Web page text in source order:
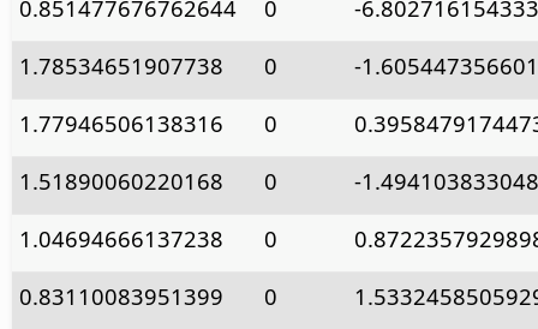
0.851477676762644
0
-
1.78534651907738
0
-1.605447356601
1.77946506138316
0
1.51890060220168
0
-
1.04694666137238
0
0.83110083951399
0